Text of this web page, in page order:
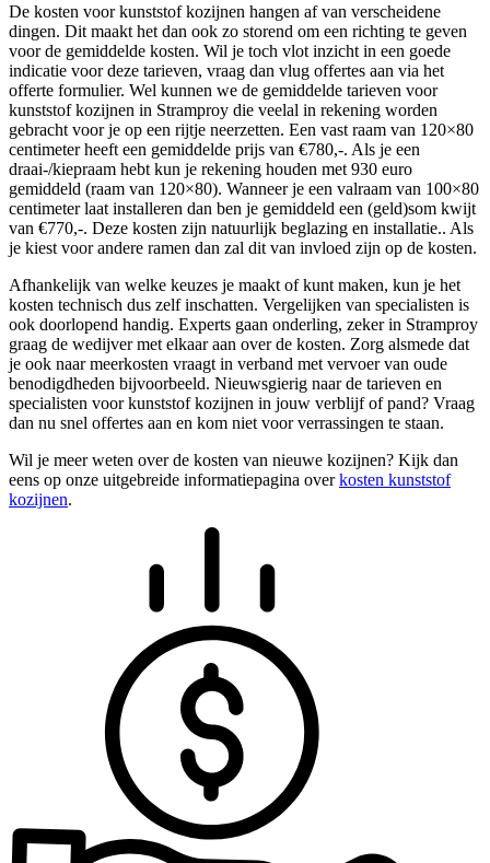
De kosten voor kunststof kozijnen hangen af van verscheidene
dingen. Dit maakt het dan ook zo storend om een richting te geven
voor de gemiddelde kosten. Wil je toch vlot inzicht in een goede
indicatie voor deze tarieven, vraag dan vlug offertes aan via het
offerte formulier. Wel kunnen we de gemiddelde tarieven voor
kunststof kozijnen in Stramproy die veelal in rekening worden
gebracht voor je op een rijtje neerzetten. Een vast raam van 120×80
centimeter heeft een gemiddelde prijs van €780,-. Als je een
draai-/kiepraam hebt kun je rekening houden met 930 euro
gemiddeld (raam van 120×80). Wanneer je een valraam van 100×80
centimeter laat installeren dan ben je gemiddeld een (geld)som kwijt
van €770,-. Deze kosten zijn natuurlijk beglazing en installatie.. Als
je kiest voor andere ramen dan zal dit van invloed zijn op de kosten.
Afhankelijk van welke keuzes je maakt of kunt maken, kun je het
kosten technisch dus zelf inschatten. Vergelijken van specialisten is
ook doorlopend handig. Experts gaan onderling, zeker in Stramproy
graag de wedijver met elkaar aan over de kosten. Zorg alsmede dat
je ook naar meerkosten vraagt in verband met vervoer van oude
benodigdheden bijvoorbeeld. Nieuwsgierig naar de tarieven en
specialisten voor kunststof kozijnen in jouw verblijf of pand? Vraag
dan nu snel offertes aan en kom niet voor verrassingen te staan.
Wil je meer weten over de kosten van nieuwe kozijnen? Kijk dan
eens op onze uitgebreide informatiepagina overkosten kunststof
kozijnen.